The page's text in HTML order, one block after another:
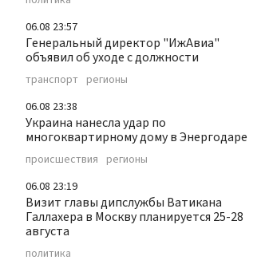
06.08 23:57
Генеральный директор "ИжАвиа"
объявил об уходе с должности
транспорт регионы
06.08 23:38
Украина нанесла удар по
многоквартирному дому в Энергодаре
происшествия регионы
06.08 23:19
Визит главы дипслужбы Ватикана
Галлахера в Москву планируется 25-28
августа
политика